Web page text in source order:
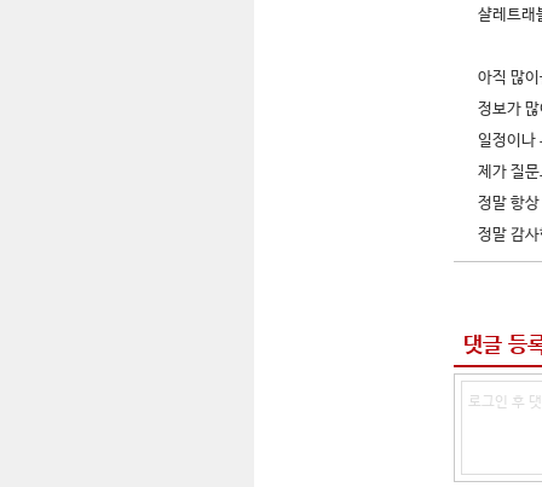
샬레트래
아직 많
정보가
일정이나
제가 질
정말 항
정말 감
댓글 등